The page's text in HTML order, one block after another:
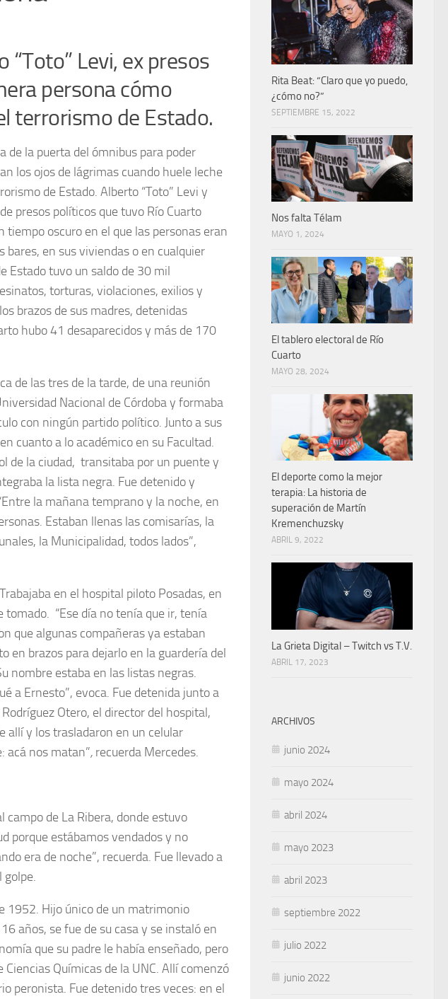
Levi, ex presos
persona cómo
terrorismo de Estado.
de la puerta del ómnibus para poder
los ojos de lágrimas cuando huele leche
de Estado. Alberto “Toto” Levi y
presos políticos que tuvo Río Cuarto
oscuro en el que las personas eran
bares, en sus viviendas o en cualquier
Estado tuvo un saldo de 30 mil
torturas, violaciones, exilios y
brazos de sus madres, detenidas
hubo 41 desaparecidos y más de 170
de las tres de la tarde, de una reunión
Nacional de Córdoba y formaba
con ningún partido político. Junto a sus
cuanto a lo académico en su Facultad.
de la ciudad, transitaba por un puente y
la lista negra. Fue detenido y
la mañana temprano y la noche, en
Estaban llenas las comisarías, la
la Municipalidad, todos lados”,
en el hospital piloto Posadas, en
“Ese día no tenía que ir, tenía
que algunas compañeras ya estaban
en brazos para dejarlo en la guardería del
nombre estaba en las listas negras.
a Ernesto”, evoca. Fue detenida junto a
Otero, el director del hospital,
allí y los trasladaron en un celular
acá nos matan”, recuerda Mercedes.
de La Ribera, donde estuvo
porque estábamos vendados y no
era de noche”, recuerda. Fue llevado a
golpe.
1952. Hijo único de un matrimonio
años, se fue de su casa y se instaló en
que su padre le había enseñado, pero
Químicas de la UNC. Allí comenzó
peronista. Fue detenido tres veces: en el
Rita Beat: “Claro que yo puedo,
¿cómo no?”
SEPTIEMBRE 15, 2022
Nos falta Télam
MAYO 1, 2024
El tablero electoral de Río
Cuarto
MAYO 28, 2024
El deporte como la mejor
terapia: La historia de
superación de Martín
Kremenchuzsky
ABRIL 9, 2022
La Grieta Digital – Twitch vs T.V.
ABRIL 17, 2023
ARCHIVOS
junio 2024
mayo 2024
abril 2024
mayo 2023
abril 2023
septiembre 2022
julio 2022
junio 2022